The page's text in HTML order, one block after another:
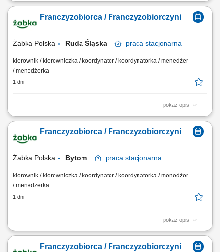
obsługi. Monitorowanie stanów magazynowych i zamówień.
Dostosowywanie asortymentu sklepu do potrzeb lokalnego rynku.
Franczyzobiorca / Franczyzobiorczyni
Żabka Polska Ruda Śląska praca stacjonarna
kierownik / kierowniczka / koordynator / koordynatorka / menedżer
/ menedżerka
1 dni
pokaż opis
Główne zadania: Prowadzenie własnej działalności gospodarczej w
obsługi. Monitorowanie stanów magazynowych i zamówień.
Dostosowywanie asortymentu sklepu do potrzeb lokalnego rynku.
Franczyzobiorca / Franczyzobiorczyni
Żabka Polska Bytom praca stacjonarna
kierownik / kierowniczka / koordynator / koordynatorka / menedżer
/ menedżerka
1 dni
pokaż opis
Główne zadania: Prowadzenie własnej działalności gospodarczej w
obsługi. Monitorowanie stanów magazynowych i zamówień.
Franczyzobiorca / Franczyzobiorczyni